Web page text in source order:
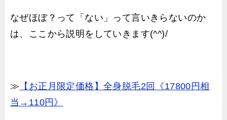
なぜほぼ？って「ない」って言いきらないのか
は、ここから説明をしていきます(^^)/
≫ 【お正月限定価格】全身脱毛2回《17800円相
当→110円》